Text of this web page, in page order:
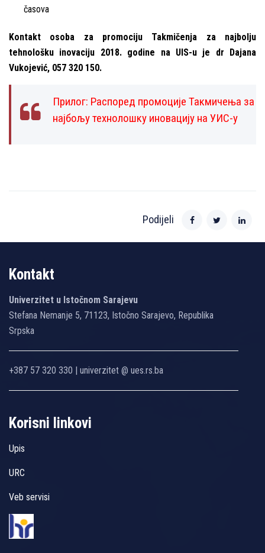
časova
Kontakt osoba za promociju Takmičenja za najbolјu
tehnološku inovaciju 2018. godine na UIS-u je
dr Dajana
Vukojević, 057 320 150.
Прилог: Распоред промоције Такмичења за
најбољу технолошку иновацију на УИС-у
Podijeli
Kontakt
Univerzitet u Istočnom Sarajevu
Stefana Nemanje 5, 71123, Istočno Sarajevo, Republika
Srpska
+387 57 320 330 | univerzitet @ ues.rs.ba
Korisni linkovi
Upis
URC
Veb servisi